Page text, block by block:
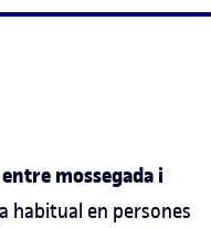
mossegada i
habitual en persones